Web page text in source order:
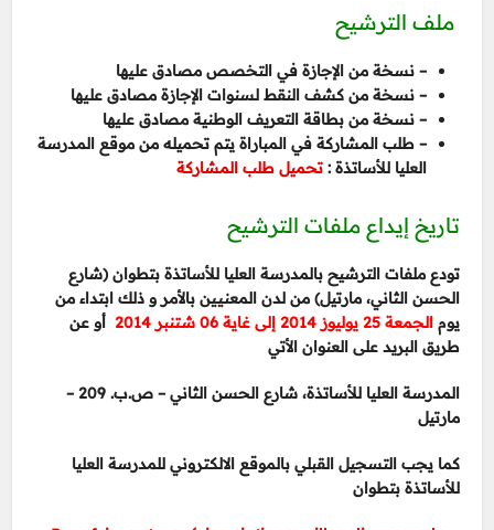
ملف الترشيح
– نسخة من الإجازة في التخصص مصادق عليها
– نسخة من كشف النقط لسنوات الإجازة مصادق عليها
– نسخة من بطاقة التعريف الوطنية مصادق عليها
– طلب المشاركة في المباراة يتم تحميله من موقع المدرسة
العليا للأساتذة :تحميل طلب المشاركة
تاريخ إيداع ملفات الترشيح
تودع ملفات الترشيح بالمدرسة العليا للأساتذة بتطوان (شارع
الحسن الثاني، مارتيل) من لدن المعنيين بالأمر و ذلك ابتداء من
يومالجمعة 25 يوليوز 2014 إلى غاية 06 شتنبر 2014
أو عن
طريق البريد على العنوان الأتي
المدرسة العليا للأساتذة، شارع الحسن الثاني – ص.ب. 209 –
مارتيل
كما يجب التسجيل القبلي بالموقع الالكتروني للمدرسة العليا
للأساتذة بتطوان